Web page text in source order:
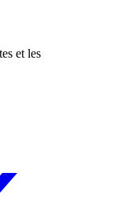
et les